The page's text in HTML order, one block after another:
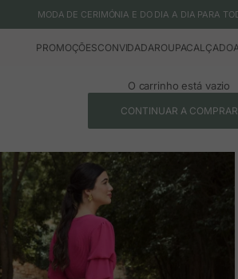
MODA DE CERIMÓNIA E DO DIA A DIA PARA
PROMOÇÕESCONVIDADAROUPACALÇADO
O carrinho está vazio
CONTINUAR A COMPRAR